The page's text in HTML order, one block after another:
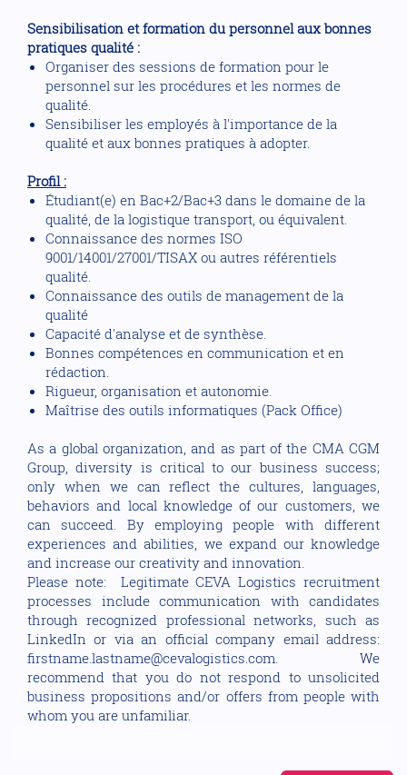
Sensibilisation et formation du personnel aux bonnes
pratiques qualité :
Organiser des sessions de formation pour le
personnel sur les procédures et les normes de
qualité.
Sensibiliser les employés à l'importance de la
qualité et aux bonnes pratiques à adopter.
Profil :
Étudiant(e) en Bac+2/Bac+3 dans le domaine de la
qualité, de la logistique transport, ou équivalent.
Connaissance des normes ISO
9001/14001/27001/TISAX ou autres référentiels
qualité.
Connaissance des outils de management de la
qualité
Capacité d'analyse et de synthèse.
Bonnes compétences en communication et en
rédaction.
Rigueur, organisation et autonomie.
Maîtrise des outils informatiques (Pack Office)
As a global organization, and as part of the CMA CGM
Group, diversity is critical to our business success;
only when we can reflect the cultures, languages,
behaviors and local knowledge of our customers, we
can succeed. By employing people with different
experiences and abilities, we expand our knowledge
and increase our creativity and innovation.
Please note: Legitimate CEVA Logistics recruitment
processes include communication with candidates
through recognized professional networks, such as
LinkedIn or via an official company email address:
firstname.lastname@cevalogistics.com. We
recommend that you do not respond to unsolicited
business propositions and/or offers from people with
whom you are unfamiliar.